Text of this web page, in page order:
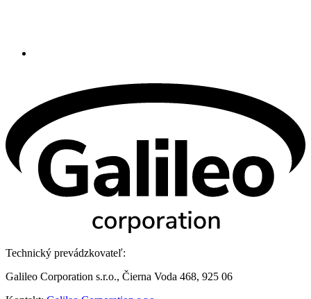
Technický prevádzkovateľ:
Galileo Corporation s.r.o., Čierna Voda 468, 925 06